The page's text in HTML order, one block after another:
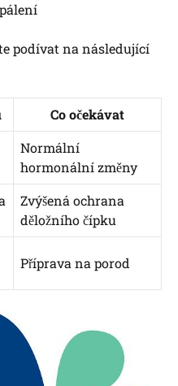
podívat na následující
Co očekávat
Normální
hormonální změny
Zvýšená ochrana
děložního čípku
Příprava na porod